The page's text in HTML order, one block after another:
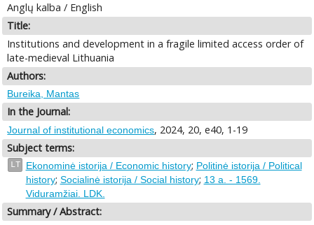
Anglų kalba / English
Title:
Institutions and development in a fragile limited access order of
late-medieval Lithuania
Authors:
Bureika, Mantas
In the Journal:
Journal of institutional economics, 2024, 20, e40, 1-19
Subject terms:
LT Ekonominė istorija / Economic history; Politinė istorija / Political
history; Socialinė istorija / Social history; 13 a. - 1569.
Viduramžiai. LDK.
Summary / Abstract: